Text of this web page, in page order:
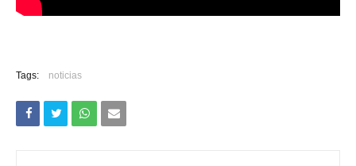
Tags: noticias